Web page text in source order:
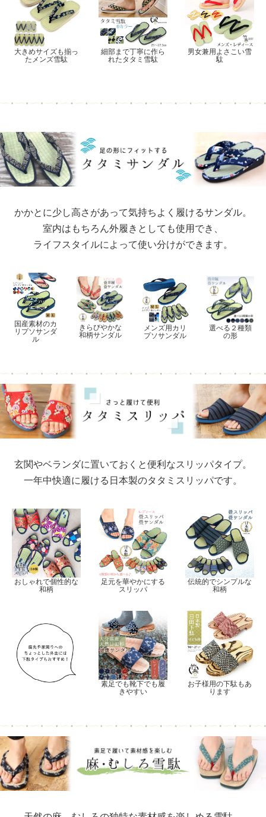
大きめサイズも揃っ
たメンズ雪駄
細部まで丁寧に作ら
れたタタミ雪駄
男女兼用よさこい雪
駄
かかとに少し高さがあって気持ちよく履けるサンダル。
室内はもちろん外履きとしても使用でき、
ライフスタイルによって使い分けができます。
国産素材のカ
リプソサンダ
ル
きらびやかな
和柄サンダル
メンズ用カリ
プソサンダル
選べる２種類
の形
玄関やベランダに置いておくと便利なスリッパタイプ。
一年中快適に履ける日本製のタタミスリッパです。
おしゃれで個性的な
和柄
足元を華やかにする
スリッパ
伝統的でシンプルな
和柄
素足でも靴下でも履
きやすい
お子様用の下駄もあ
ります